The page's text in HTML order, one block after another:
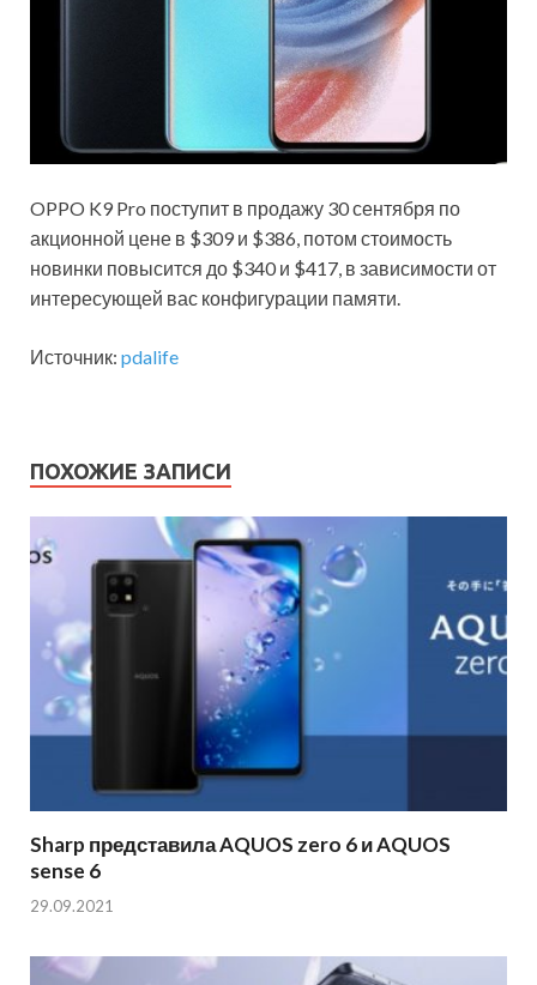
OPPO K9 Pro поступит в продажу 30 сентября по
акционной цене в $309 и $386, потом стоимость
новинки повысится до $340 и $417, в зависимости от
интересующей вас конфигурации памяти.
Источник: pdalife
ПОХОЖИЕ ЗАПИСИ
Sharp представила AQUOS zero 6 и AQUOS
sense 6
29.09.2021